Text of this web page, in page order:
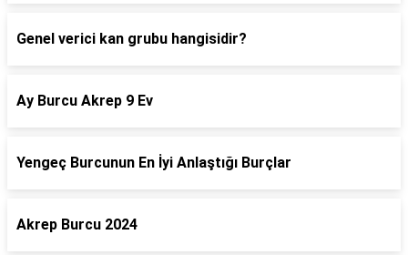
Genel verici kan grubu hangisidir?
Ay Burcu Akrep 9 Ev
Yengeç Burcunun En İyi Anlaştığı Burçlar
Akrep Burcu 2024